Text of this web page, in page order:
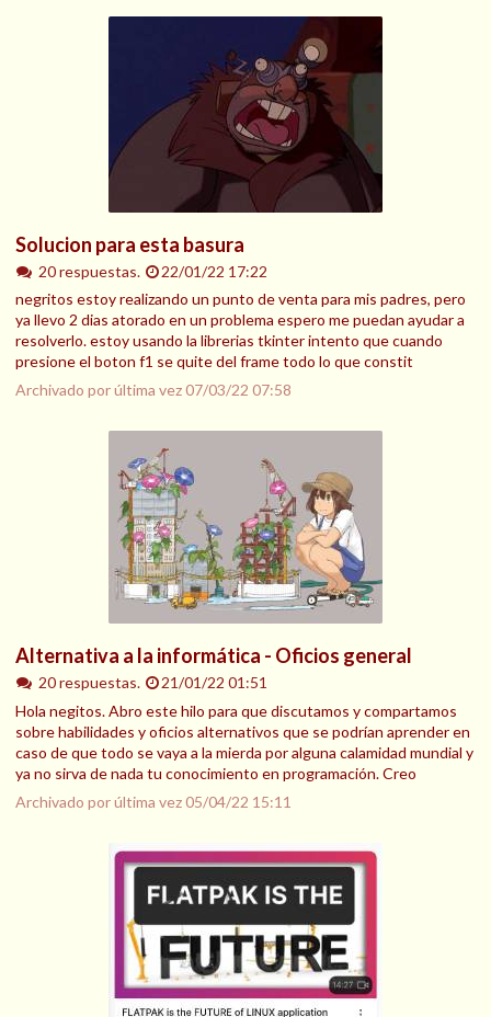
Solucion para esta basura
20 respuestas.
22/01/22 17:22
negritos estoy realizando un punto de venta para mis padres, pero
ya llevo 2 dias atorado en un problema espero me puedan ayudar a
resolverlo. estoy usando la librerias tkinter intento que cuando
presione el boton f1 se quite del frame todo lo que constit
Archivado por última vez07/03/22 07:58
Alternativa a la informática - Oficios general
20 respuestas.
21/01/22 01:51
Hola negitos. Abro este hilo para que discutamos y compartamos
sobre habilidades y oficios alternativos que se podrían aprender en
caso de que todo se vaya a la mierda por alguna calamidad mundial y
ya no sirva de nada tu conocimiento en programación. Creo
Archivado por última vez05/04/22 15:11